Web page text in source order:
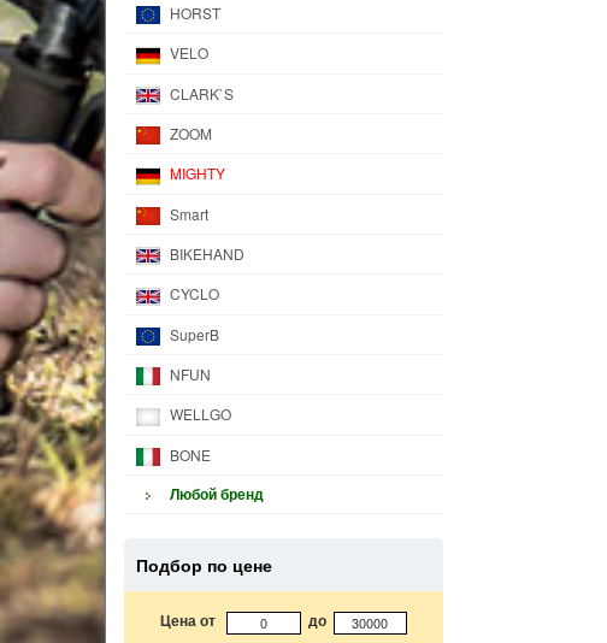
HORST
VELO
CLARK`S
ZOOM
MIGHTY
Smart
BIKEHAND
CYCLO
SuperB
NFUN
WELLGO
BONE
Любой бренд
Подбор по цене
Цена от до